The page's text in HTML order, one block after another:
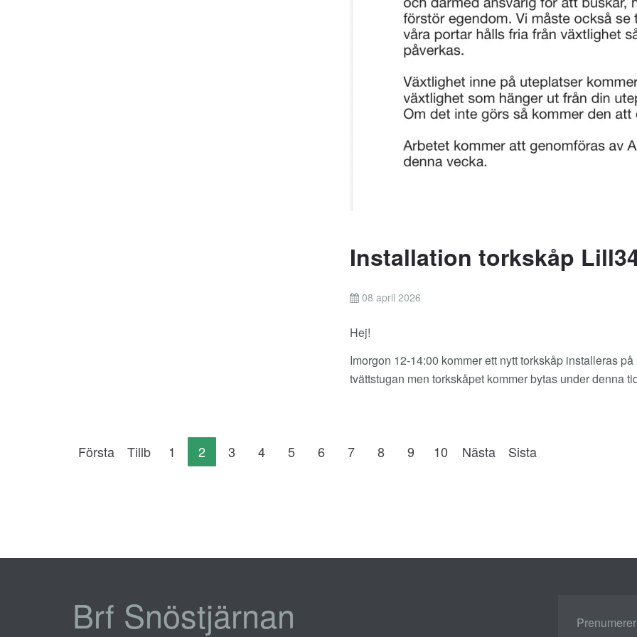
Installation torkskåp
08 april 2026
Hej!
Imorgon 12-14:00 kommer ett nytt torkskåp installeras
tvättstugan men torkskåpet kommer bytas under denna
Första Tillb 1 2 3 4 5 6 7 8 9 10 Nästa Sista
Brf Snöstjärnan